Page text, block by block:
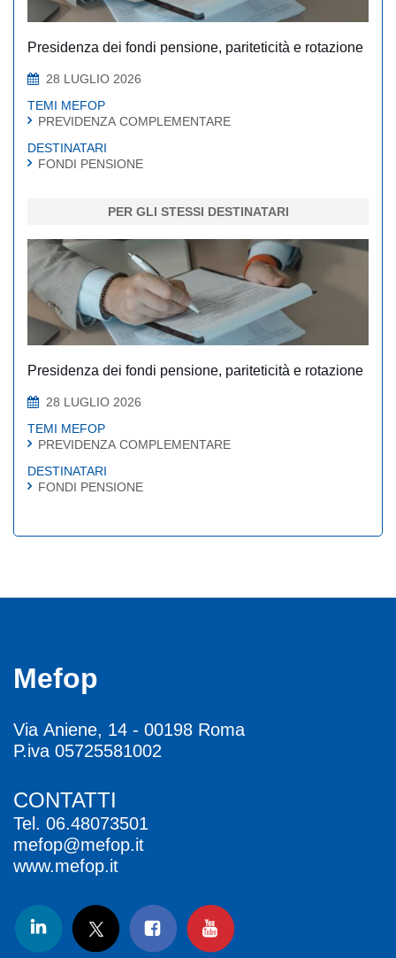
Presidenza dei fondi pensione, pariteticità e rotazione
28 LUGLIO 2026
TEMI MEFOP
PREVIDENZA COMPLEMENTARE
DESTINATARI
FONDI PENSIONE
PER GLI STESSI DESTINATARI
Presidenza dei fondi pensione, pariteticità e rotazione
28 LUGLIO 2026
TEMI MEFOP
PREVIDENZA COMPLEMENTARE
DESTINATARI
FONDI PENSIONE
Mefop
Via Aniene, 14 - 00198 Roma
P.iva 05725581002
CONTATTI
Tel. 06.48073501
mefop@mefop.it
www.mefop.it